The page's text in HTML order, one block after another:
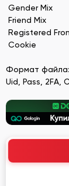
Gender Mix
Friend Mix
Registered
Cookie
Формат файла:
Uid, Pass, 2FA,